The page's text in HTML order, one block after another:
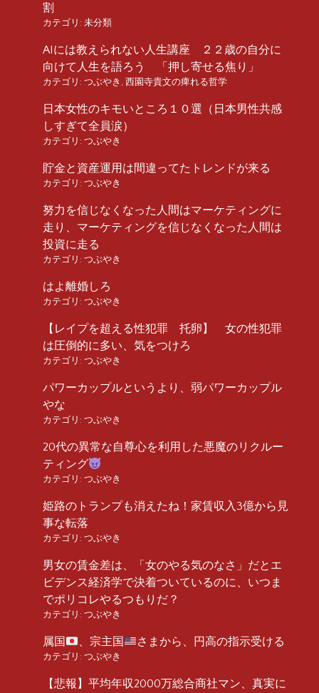
割
カテゴリ: 未分類
AIには教えられない人生講座 ２２歳の自分に
向けて人生を語ろう 「押し寄せる焦り」
カテゴリ: つぶやき , 西園寺貴文の痺れる哲学
日本女性のキモいところ１０選（日本男性共感
しすぎて全員涙）
カテゴリ: つぶやき
貯金と資産運用は間違ってたトレンドが来る
カテゴリ: つぶやき
努力を信じなくなった人間はマーケティングに
走り、マーケティングを信じなくなった人間は
投資に走る
カテゴリ: つぶやき
はよ離婚しろ
カテゴリ: つぶやき
【レイプを超える性犯罪 托卵】 女の性犯罪
は圧倒的に多い、気をつけろ
カテゴリ: つぶやき
パワーカップルというより、弱パワーカップル
やな
カテゴリ: つぶやき
20代の異常な自尊心を利用した悪魔のリクルー
ティング
カテゴリ: つぶやき
姫路のトランプも消えたね！家賃収入3億から見
事な転落
カテゴリ: つぶやき
男女の賃金差は、「女のやる気のなさ」だとエ
ビデンス経済学で決着ついているのに、いつま
でポリコレやるつもりだ？
カテゴリ: つぶやき
属国 、宗主国 さまから、円高の指示受ける
カテゴリ: つぶやき
【悲報】平均年収2000万総合商社マン、真実に